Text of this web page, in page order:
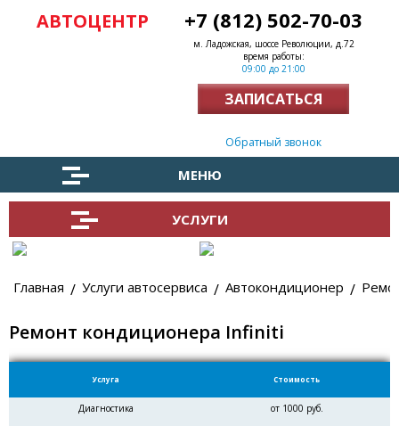
АВТОЦЕНТР +7 (812) 502-70-03
Заказать обратный звонок
м. Ладожская, шоссе Революции, д.72
время работы:
09:00 до 21:00
ЗАПИСАТЬСЯ
МЕНЮ
УСЛУГИ
Главная Услуги автосервиса Автокондиционер
Ремонт кондиционера Infiniti
Услуга Стоимость
Диагностика от 1000 руб.